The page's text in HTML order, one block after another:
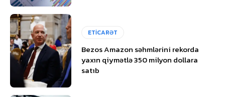
ETİCARƏT
Bezos Amazon səhmlərini rekorda
yaxın qiymətlə 350 milyon dollara
satıb